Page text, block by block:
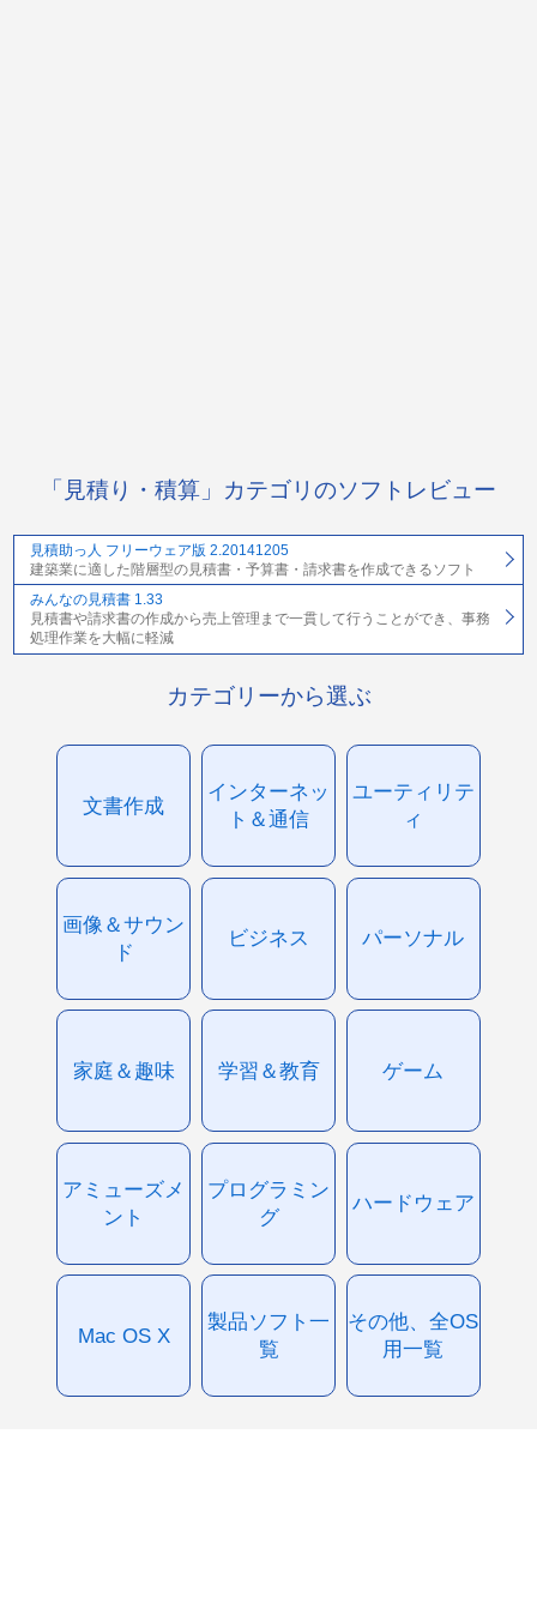
「見積り・積算」カテゴリのソフトレビュー
見積助っ人 フリーウェア版 2.20141205
建築業に適した階層型の見積書・予算書・請求書を作成できるソフト
みんなの見積書 1.33
見積書や請求書の作成から売上管理まで一貫して行うことができ、事務
処理作業を大幅に軽減
カテゴリーから選ぶ
文書作成
インターネッ
ト＆通信
ユーティリテ
ィ
画像＆サウン
ド
ビジネス パーソナル
家庭＆趣味 学習＆教育 ゲーム
アミューズメ
ント
プログラミン
グ
ハードウェア
Mac OS X
製品ソフト一
覧
その他、全OS
用一覧